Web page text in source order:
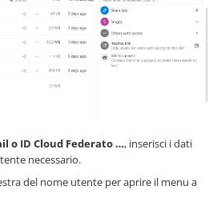
o ID Cloud Federato …, inserisci i dati
necessario.
del nome utente per aprire il menu a